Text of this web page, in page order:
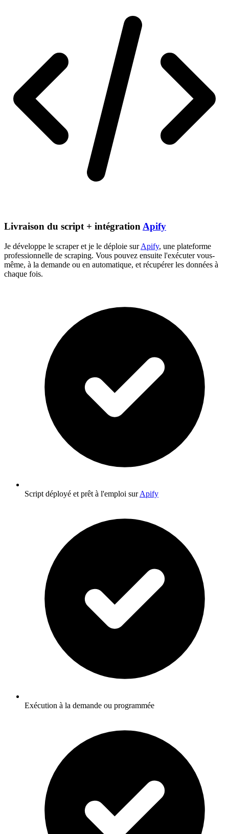
Livraison du script + intégration Apify
Je développe le scraper et je le déploie surApify, une plateforme
professionnelle de scraping. Vous pouvez ensuite l'exécuter vous-
même, à la demande ou en automatique, et récupérer les données à
chaque fois.
Script déployé et prêt à l'emploi surApify
Exécution à la demande ou programmée